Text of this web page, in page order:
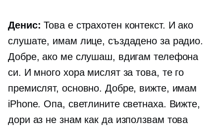
Денис: Това е страхотен контекст. И ако
слушате, имам лице, създадено за радио.
Добре, ако ме слушаш, вдигам телефона
си. И много хора мислят за това, те го
премислят, основно. Добре, вижте, имам
iPhone. Опа, светлините светнаха. Вижте,
дори аз не знам как да използвам това